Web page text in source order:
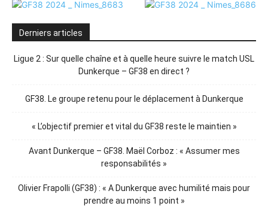
Derniers articles
Ligue 2 : Sur quelle chaîne et à quelle heure suivre le match USL
Dunkerque – GF38 en direct ?
GF38. Le groupe retenu pour le déplacement à Dunkerque
« L’objectif premier et vital du GF38 reste le maintien »
Avant Dunkerque – GF38. Maël Corboz : « Assumer mes
responsabilités »
Olivier Frapolli (GF38) : « A Dunkerque avec humilité mais pour
prendre au moins 1 point »